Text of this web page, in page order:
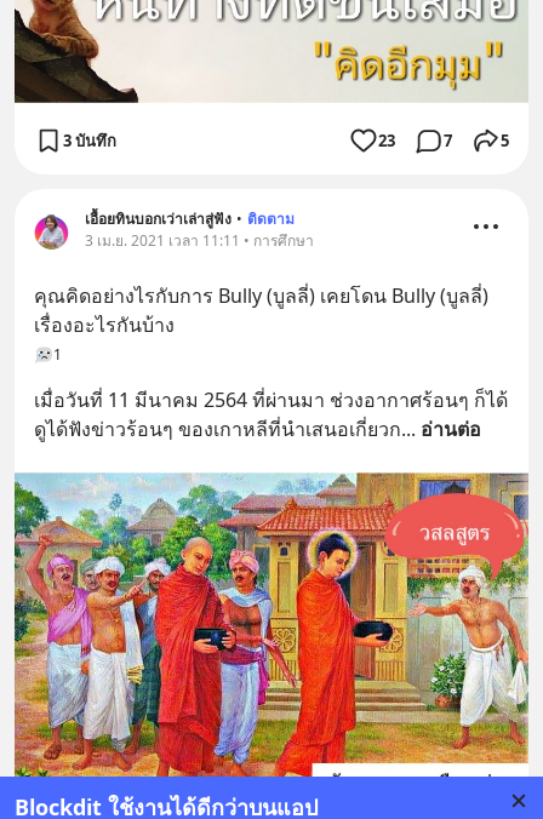
Blockdit ใช้งานได้ดีกว่าบนแอป
3 บันทึก 23 7 5
เอื้อยทินบอกเว่าเล่าสู่ฟัง • ติดตาม
3 เม.ย. 2021 เวลา 11:11 • การศึกษา
คุณคิดอย่างไรกับการ Bully (บูลลี่) เคยโดน Bully (บูลลี่)
เรื่องอะไรกันบ้าง
1
เมื่อวันที่ 11 มีนาคม 2564 ที่ผ่านมา ช่วงอากาศร้อนๆ ก็ได้
ดูได้ฟังข่าวร้อนๆ ของเกาหลีที่นำเสนอเกี่ยวก... อ่านต่อ